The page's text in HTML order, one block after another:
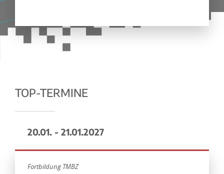
TOP-TERMINE
20.01. - 21.01.2027
Fortbildung TMBZ